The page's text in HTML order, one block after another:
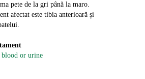
pete de la gri până la maro.
afectat este tibia anterioară și
blood or urine